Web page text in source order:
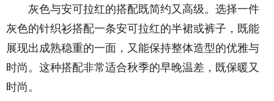
灰色与安可拉红的搭配既简约又高级。选择一件
灰色的针织衫搭配一条安可拉红的半裙或裤子，既能
展现出成熟稳重的一面，又能保持整体造型的优雅与
时尚。这种搭配非常适合秋季的早晚温差，既保暖又
时尚。